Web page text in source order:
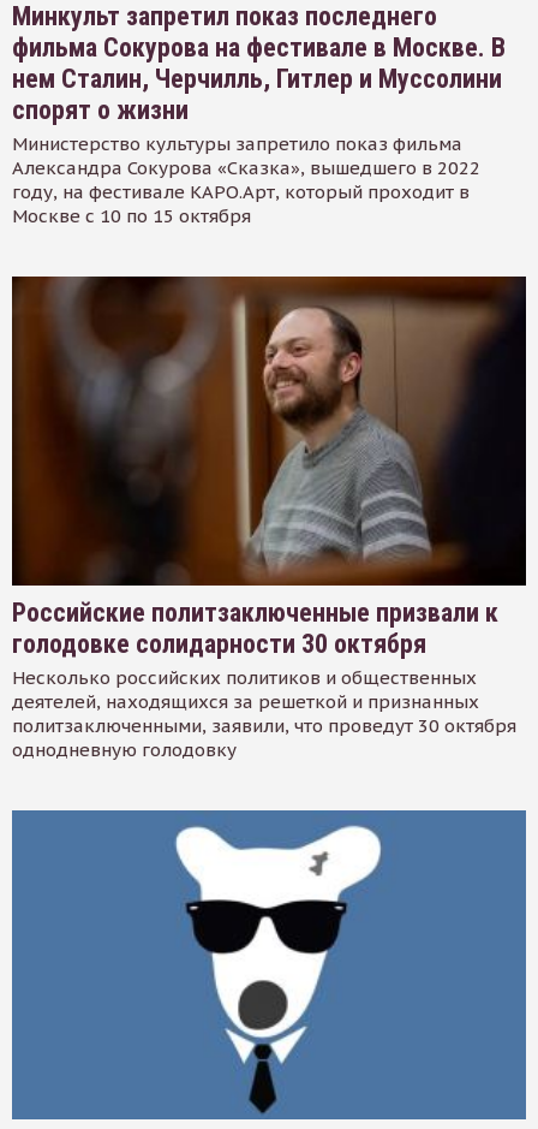
Минкульт запретил показ последнего
фильма Сокурова на фестивале в Москве. В
нем Сталин, Черчилль, Гитлер и Муссолини
спорят о жизни
Министерство культуры запретило показ фильма
Александра Сокурова «Сказка», вышедшего в 2022
году, на фестивале КАРО.Арт, который проходит в
Москве с 10 по 15 октября
Российские политзаключенные призвали к
голодовке солидарности 30 октября
Несколько российских политиков и общественных
деятелей, находящихся за решеткой и признанных
политзаключенными, заявили, что проведут 30 октября
однодневную голодовку